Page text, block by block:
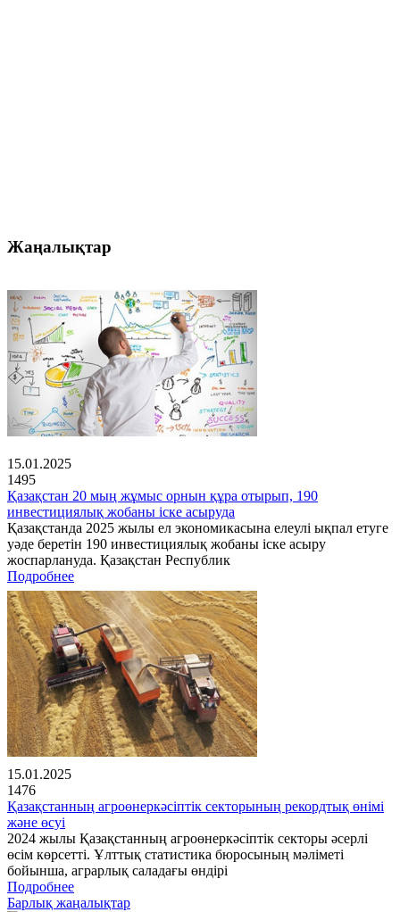
Жаңалықтар
15.01.2025
1495
Қазақстан 20 мың жұмыс орнын құра отырып, 190
инвестициялық жобаны іске асыруда
Қазақстанда 2025 жылы ел экономикасына елеулі ықпал етуге
уәде беретін 190 инвестициялық жобаны іске асыру
жоспарлануда. Қазақстан Республик
Подробнее
15.01.2025
1476
Қазақстанның агроөнеркәсіптік секторының рекордтық өнімі
және өсуі
2024 жылы Қазақстанның агроөнеркәсіптік секторы әсерлі
өсім көрсетті. Ұлттық статистика бюросының мәліметі
бойынша, аграрлық саладағы өндірі
Подробнее
Барлық жаңалықтар